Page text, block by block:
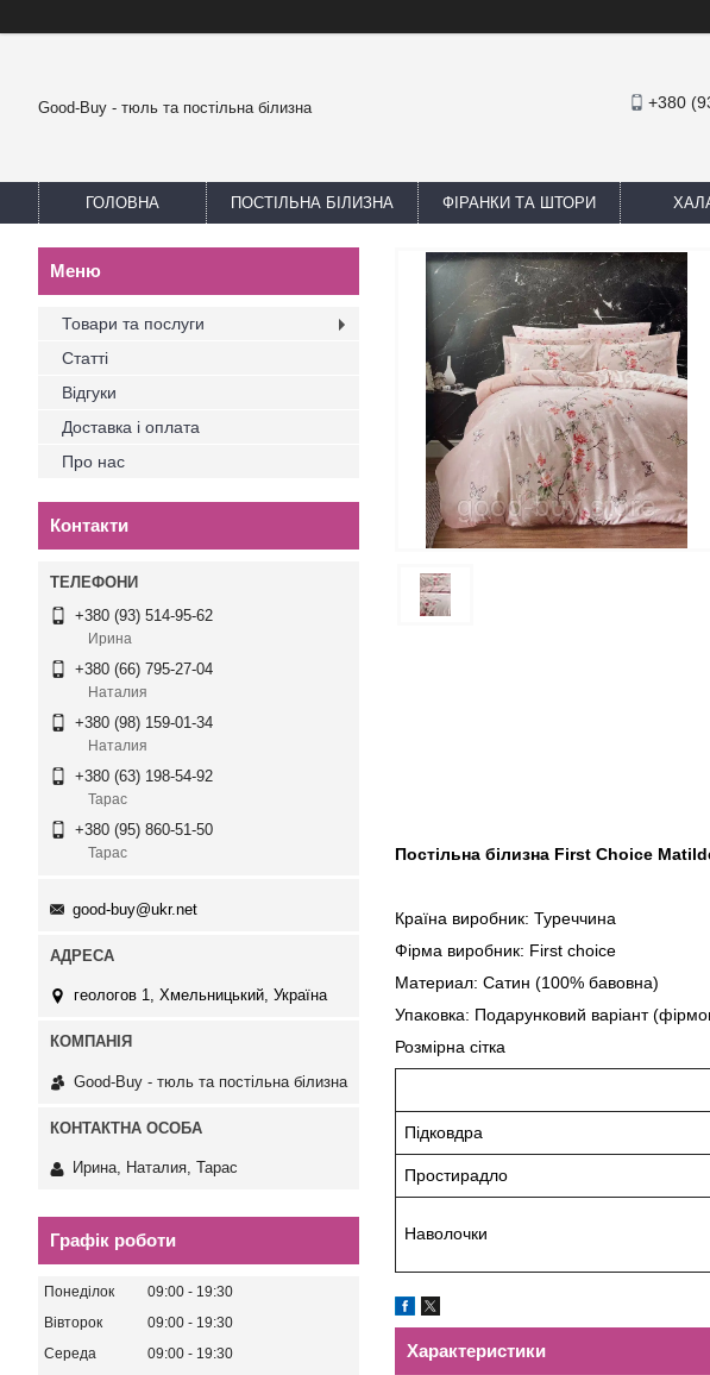
Good-Buy - тюль та постільна білизна +380
ГОЛОВНА ПОСТІЛЬНА БІЛИЗНА ФІРАНКИ ТА ШТОРИ
Постільна білизна First Choice
Країна виробник: Туреччина
Фірма виробник: First choice
Материал: Сатин (100% бавовна)
Упаковка: Подарунковий варіант
Розмірна сітка
Підковдра
Простирадло
Наволочки
Характеристики
Товари та послуги
Статті
Відгуки
Доставка і оплата
Про нас
Контакти
+380 (93) 514-95-62
Ирина
+380 (66) 795-27-04
Наталия
+380 (98) 159-01-34
Наталия
+380 (63) 198-54-92
Тарас
+380 (95) 860-51-50
Тарас
good-buy@ukr.net
геологов 1, Хмельницький, Україна
Good-Buy - тюль та постільна білизна
Ирина, Наталия, Тарас
Графік роботи
Понеділок 09:00
19:30
Вівторок
09:00
19:30
Середа
09:00
19:30